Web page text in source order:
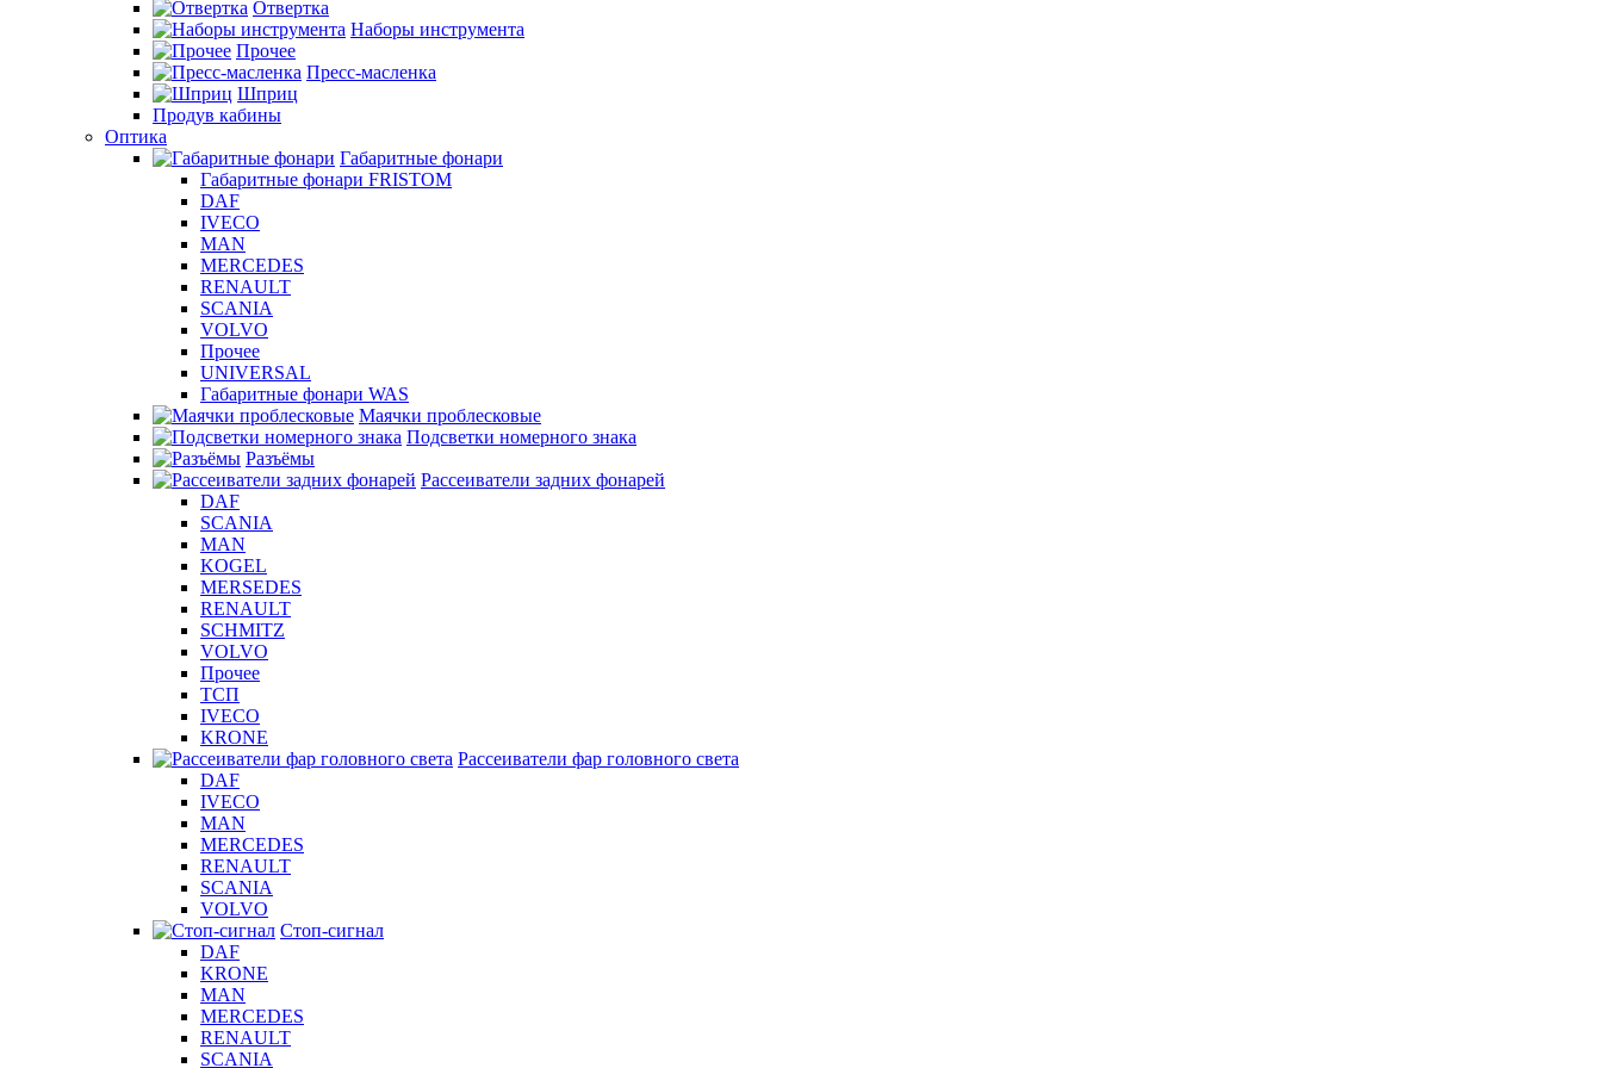
Отвертка
Наборы инструмента
Прочее
Пресс-масленка
Шприц
Продув кабины
Оптика
Габаритные фонари
Габаритные фонари FRISTOM
DAF
IVECO
MAN
MERCEDES
RENAULT
SCANIA
VOLVO
Прочее
UNIVERSAL
Габаритные фонари WAS
Маячки проблесковые
Подсветки номерного знака
Разъёмы
Рассеиватели задних фонарей
DAF
SCANIA
MAN
KOGEL
MERSEDES
RENAULT
SCHMITZ
VOLVO
Прочее
ТСП
IVECO
KRONE
Рассеиватели фар головного света
DAF
IVECO
MAN
MERCEDES
RENAULT
SCANIA
VOLVO
Стоп-сигнал
DAF
KRONE
MAN
MERCEDES
RENAULT
SCANIA